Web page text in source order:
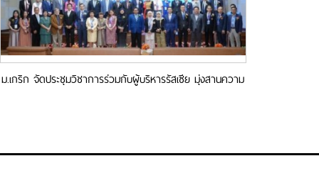
ม.เกริก จัดประชุมวิชาการร่วมกับผู้บริหารรัสเซีย มุ่งสานความ